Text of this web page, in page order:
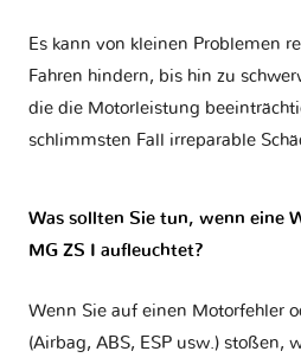
Es kann von kleinen Problemen
Fahren hindern, bis hin zu
die die Motorleistung
schlimmsten Fall irreparable
Was sollten Sie tun, wenn eine
MG ZS I aufleuchtet?
Wenn Sie auf einen Motorfehler
(Airbag, ABS, ESP usw.) stoßen,